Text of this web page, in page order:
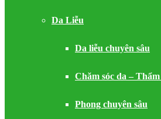
Da Liễu
Da liễu chuyên sâu
Chăm sóc da –
Phong chuyên sâu